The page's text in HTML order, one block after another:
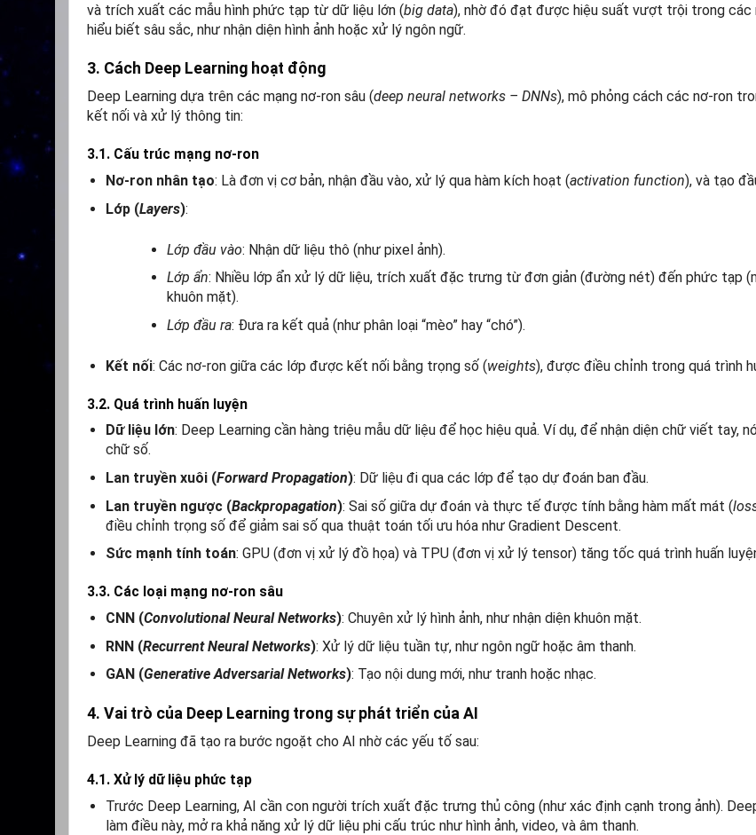
và trích xuất các mẫu hình phức tạp từ dữ liệu lớn (big data), nhờ đó đạt được hiệu suất vượt trội trong các
hiểu biết sâu sắc, như nhận diện hình ảnh hoặc xử lý ngôn ngữ.
3. Cách Deep Learning hoạt động
Deep Learning dựa trên các mạng nơ-ron sâu (deep neural networks – DNNs), mô phỏng cách các nơ-ron
kết nối và xử lý thông tin:
3.1. Cấu trúc mạng nơ-ron
Nơ-ron nhân tạo: Là đơn vị cơ bản, nhận đầu vào, xử lý qua hàm kích hoạt (activation function), và tạo
Lớp (Layers):
Lớp đầu vào: Nhận dữ liệu thô (như pixel ảnh).
Lớp ẩn: Nhiều lớp ẩn xử lý dữ liệu, trích xuất đặc trưng từ đơn giản (đường nét) đến phức tạp
khuôn mặt).
Lớp đầu ra: Đưa ra kết quả (như phân loại “mèo” hay “chó”).
Kết nối: Các nơ-ron giữa các lớp được kết nối bằng trọng số (weights), được điều chỉnh trong quá trình
3.2. Quá trình huấn luyện
Dữ liệu lớn: Deep Learning cần hàng triệu mẫu dữ liệu để học hiệu quả. Ví dụ, để nhận diện chữ viết tay,
chữ số.
Lan truyền xuôi (Forward Propagation): Dữ liệu đi qua các lớp để tạo dự đoán ban đầu.
Lan truyền ngược (Backpropagation): Sai số giữa dự đoán và thực tế được tính bằng hàm mất mát (
điều chỉnh trọng số để giảm sai số qua thuật toán tối ưu hóa như Gradient Descent.
Sức mạnh tính toán: GPU (đơn vị xử lý đồ họa) và TPU (đơn vị xử lý tensor) tăng tốc quá trình huấn
3.3. Các loại mạng nơ-ron sâu
CNN (Convolutional Neural Networks): Chuyên xử lý hình ảnh, như nhận diện khuôn mặt.
RNN (Recurrent Neural Networks): Xử lý dữ liệu tuần tự, như ngôn ngữ hoặc âm thanh.
GAN (Generative Adversarial Networks): Tạo nội dung mới, như tranh hoặc nhạc.
4. Vai trò của Deep Learning trong sự phát triển của AI
Deep Learning đã tạo ra bước ngoặt cho AI nhờ các yếu tố sau:
4.1. Xử lý dữ liệu phức tạp
Trước Deep Learning, AI cần con người trích xuất đặc trưng thủ công (như xác định cạnh trong ảnh).
làm điều này, mở ra khả năng xử lý dữ liệu phi cấu trúc như hình ảnh, video, và âm thanh.